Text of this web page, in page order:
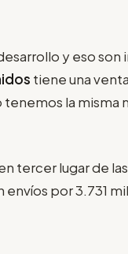
y eso
tiene una
la
tercer lugar de las
envíos por 3.731